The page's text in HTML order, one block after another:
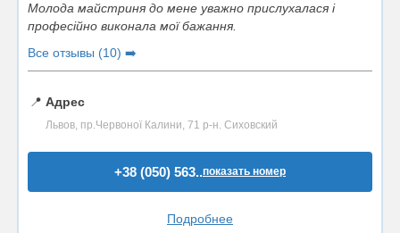
Молода майстриня до мене уважно прислухалася і
професійно виконала мої бажання.
Все отзывы (10) ➡️
📍 Адрес
Львов, пр.Червоної Калини, 71 р-н. Сиховский
+38 (050) 563..показать номер
Подробнее